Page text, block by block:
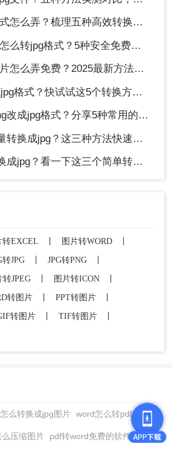
：新建一个白色图层，并将其置
。
：使用油漆桶工具或填充命令为
出 > 导出为或文件 > 另存
中选择“JPEG”。
口中，
核心操作是调整“品
择保存位置。
图像处理器）：
有PNG图片放入同一个文件夹。
，点击 文件 > 脚本 > 图像处
么弄？梳理五种高效转换方法！
格式？5种安全免费转换方法全解析！
么弄免费？2025最新方法详解！
格式？快试试这5个转换方法！
jpg格式？分享5种常用的转换方法！
成jpg？这三种方法快速搞定转换！
？看一下这三个简单转换方法！
转EXCEL 图片转WORD
转JPG JPG转PNG
转JPEG 图片转ICON
转图片 PPT转图片
转图片 TIF转图片
么转换成jpg图片 word怎么转pdf
么压缩图片 pdf转word免费的软件